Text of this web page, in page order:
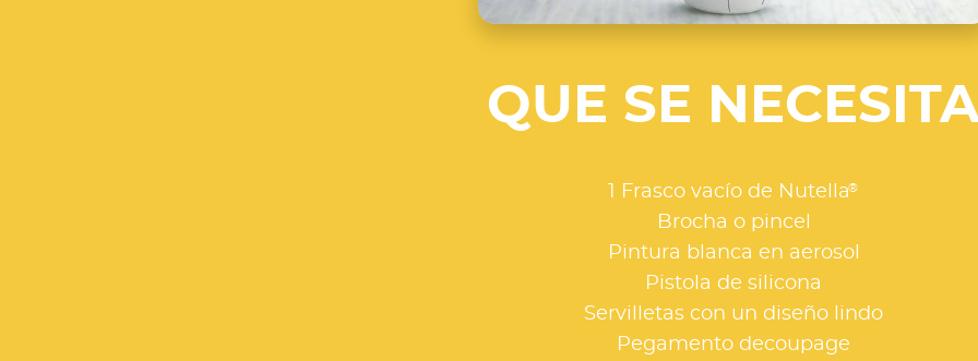
QUE SE
1 Frasco vacío de Nutella®
Brocha o pincel
Pintura blanca en aerosol
Pistola de silicona
Servilletas con un diseño lindo
Pegamento decoupage